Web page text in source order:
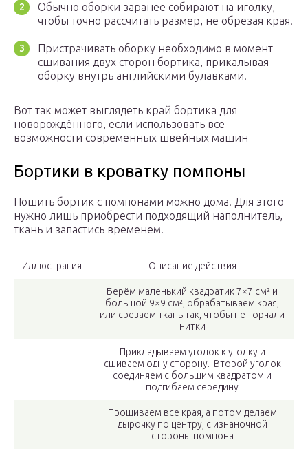
Обычно оборки заранее собирают на иголку,
чтобы точно рассчитать размер, не обрезая края.
Пристрачивать оборку необходимо в момент
сшивания двух сторон бортика, прикалывая
оборку внутрь английскими булавками.
Вот так может выглядеть край бортика для
новорождённого, если использовать все
возможности современных швейных машин
Бортики в кроватку помпоны
Пошить бортик с помпонами можно дома. Для этого
нужно лишь приобрести подходящий наполнитель,
ткань и запастись временем.
Иллюстрация Описание действия
Берём маленький квадратик 7×7 см² и
большой 9×9 см², обрабатываем края,
или срезаем ткань так, чтобы не торчали
нитки
Прикладываем уголок к уголку и
сшиваем одну сторону. Второй уголок
соединяем с большим квадратом и
подгибаем середину
Прошиваем все края, а потом делаем
дырочку по центру, с изнаночной
стороны помпона